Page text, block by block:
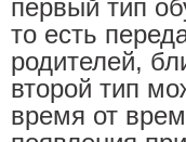
первый тип
то есть
родителей,
второй тип
время от